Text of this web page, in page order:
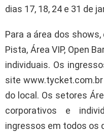
dias 17, 18, 24 e 31 de
Para a área dos
Pista, Área VIP, Open
individuais. Os
site
do local. Os setores
corporativos e
ingressos em todos os